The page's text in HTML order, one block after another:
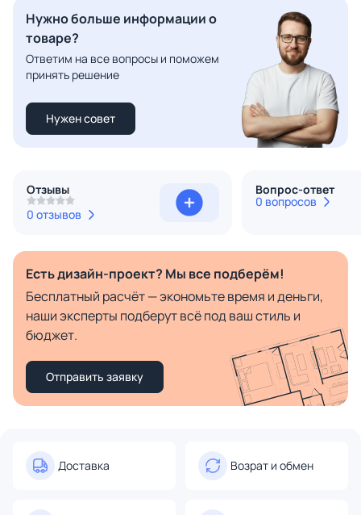
Нужно больше информации о
товаре?
Ответим на все вопросы и поможем
принять решение
Нужен совет
Отзывы
0 отзывов
Вопрос-ответ
0 вопросов
Есть дизайн-проект? Мы все подберём!
Бесплатный расчёт — экономьте время и деньги,
наши эксперты подберут всё под ваш стиль и
бюджет.
Отправить заявку
Доставка Возрат и обмен